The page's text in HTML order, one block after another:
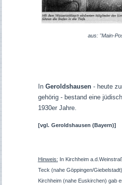
aus: "Main-
In Geroldshausen- heute
gehörig - bestand eine
1930er Jahre.
[vgl. Geroldshausen (Bayern)]
Hinweis: In Kirchheim
Teck (nahe Göppingen/
Kirchheim (nahe Euskirchen) gab